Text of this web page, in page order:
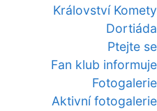
Království Komety
Dortiáda
Ptejte se
Fan klub informuje
Fotogalerie
Aktivní fotogalerie